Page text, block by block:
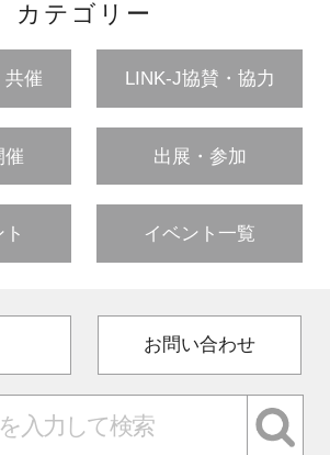
カテゴリー
共催 LINK-J協賛・協力
催 出展・参加
イベント一覧
お問い合わせ